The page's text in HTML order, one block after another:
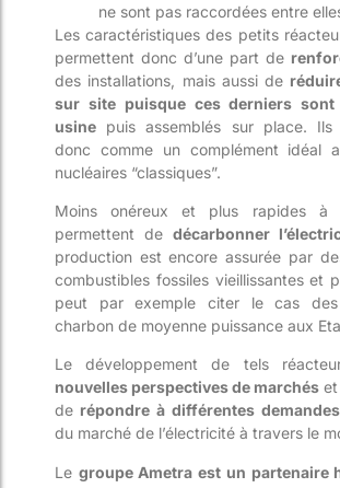
ne sont pas raccordées entre
Les caractéristiques des petits
permettent donc d’une part de
des installations, mais aussi de
sur site puisque ces derniers
usine puis assemblés sur place. Ils
donc comme un complément idéal
nucléaires “classiques”.
Moins onéreux et plus rapides à
permettent de décarbonner
production est encore assurée par
combustibles fossiles vieillissantes et
peut par exemple citer le cas
charbon de moyenne puissance aux
Le développement de tels
nouvelles perspectives de marchés
de répondre à différentes
du marché de l’électricité à travers le
Le groupe Ametra est un partenaire